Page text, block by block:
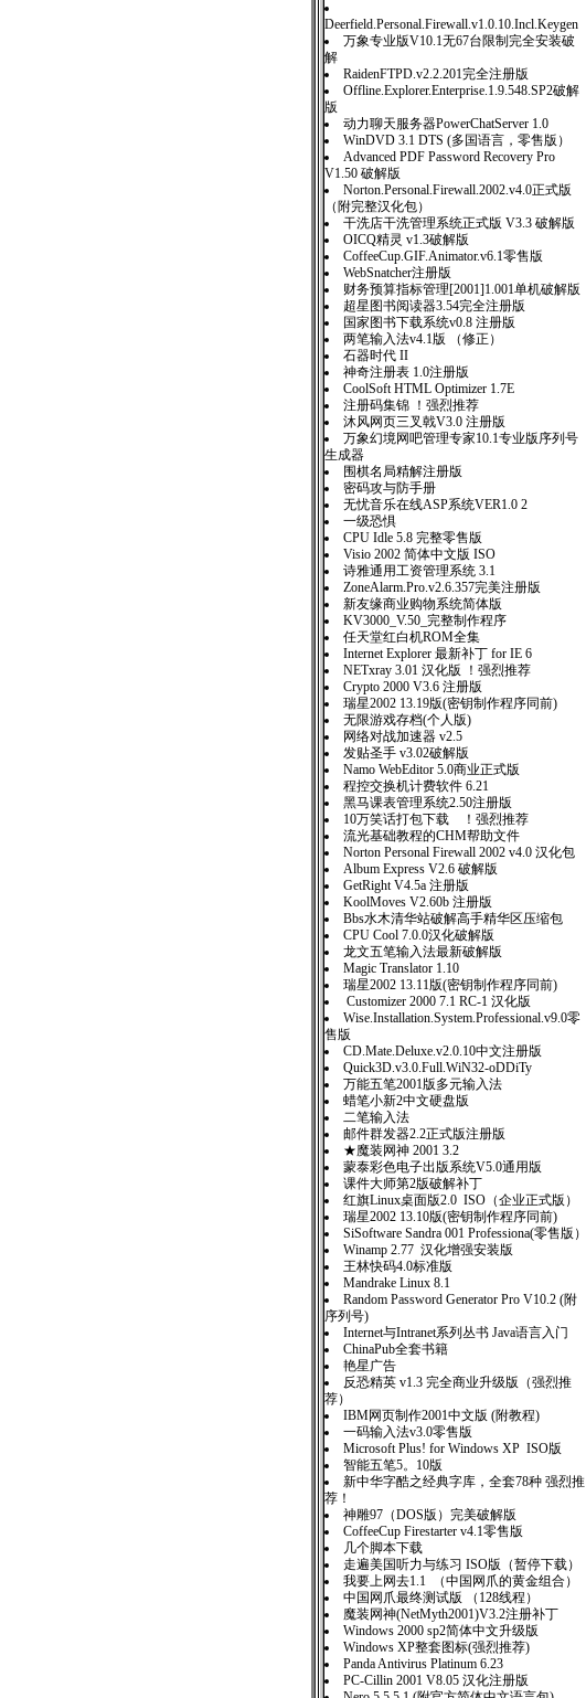
Deerfield.Personal.Firewall.v1.0.10.Incl.Keygen
万象专业版V10.1无67台限制完全安装破
解
RaidenFTPD.v2.2.201完全注册版
Offline.Explorer.Enterprise.1.9.548.SP2破解
版
动力聊天服务器PowerChatServer 1.0
WinDVD 3.1 DTS (多国语言，零售版）
Advanced PDF Password Recovery Pro
V1.50 破解版
Norton.Personal.Firewall.2002.v4.0正式版
（附完整汉化包）
干洗店干洗管理系统正式版 V3.3 破解版
OICQ精灵 v1.3破解版
CoffeeCup.GIF.Animator.v6.1零售版
WebSnatcher注册版
财务预算指标管理[2001]1.001单机破解版
超星图书阅读器3.54完全注册版
国家图书下载系统v0.8 注册版
两笔输入法v4.1版 （修正）
石器时代 II
神奇注册表 1.0注册版
CoolSoft HTML Optimizer 1.7E
注册码集锦 ！强烈推荐
沐风网页三叉戟V3.0 注册版
万象幻境网吧管理专家10.1专业版序列号
生成器
围棋名局精解注册版
密码攻与防手册
无忧音乐在线ASP系统VER1.0 2
一级恐惧
CPU Idle 5.8 完整零售版
Visio 2002 简体中文版 ISO
诗雅通用工资管理系统 3.1
ZoneAlarm.Pro.v2.6.357完美注册版
新友缘商业购物系统简体版
KV3000_V.50_完整制作程序
任天堂红白机ROM全集
Internet Explorer 最新补丁 for IE 6
NETxray 3.01 汉化版 ！强烈推荐
Crypto 2000 V3.6 注册版
瑞星2002 13.19版(密钥制作程序同前)
无限游戏存档(个人版)
网络对战加速器 v2.5
发贴圣手 v3.02破解版
Namo WebEditor 5.0商业正式版
程控交换机计费软件 6.21
黑马课表管理系统2.50注册版
10万笑话打包下载 ！强烈推荐
流光基础教程的CHM帮助文件
Norton Personal Firewall 2002 v4.0 汉化包
Album Express V2.6 破解版
GetRight V4.5a 注册版
KoolMoves V2.60b 注册版
Bbs水木清华站破解高手精华区压缩包
CPU Cool 7.0.0汉化破解版
龙文五笔输入法最新破解版
Magic Translator 1.10
瑞星2002 13.11版(密钥制作程序同前)
Customizer 2000 7.1 RC-1 汉化版
Wise.Installation.System.Professional.v9.0零
售版
CD.Mate.Deluxe.v2.0.10中文注册版
Quick3D.v3.0.Full.WiN32-oDDiTy
万能五笔2001版多元输入法
蜡笔小新2中文硬盘版
二笔输入法
邮件群发器2.2正式版注册版
★魔装网神 2001 3.2
蒙泰彩色电子出版系统V5.0通用版
课件大师第2版破解补丁
红旗Linux桌面版2.0 ISO（企业正式版）
瑞星2002 13.10版(密钥制作程序同前)
SiSoftware Sandra 001 Professiona(零售版）
Winamp 2.77 汉化增强安装版
王林快码4.0标准版
Mandrake Linux 8.1
Random Password Generator Pro V10.2 (附
序列号)
Internet与Intranet系列丛书 Java语言入门
ChinaPub全套书籍
艳星广告
反恐精英 v1.3 完全商业升级版（强烈推
荐）
IBM网页制作2001中文版 (附教程)
一码输入法v3.0零售版
Microsoft Plus! for Windows XP ISO版
智能五笔5。10版
新中华字酷之经典字库，全套78种 强烈推
荐！
神雕97（DOS版）完美破解版
CoffeeCup Firestarter v4.1零售版
几个脚本下载
走遍美国听力与练习 ISO版（暂停下载）
我要上网去1.1 （中国网爪的黄金组合）
中国网爪最终测试版 （128线程）
魔装网神(NetMyth2001)V3.2注册补丁
Windows 2000 sp2简体中文升级版
Windows XP整套图标(强烈推荐)
Panda Antivirus Platinum 6.23
PC-Cillin 2001 V8.05 汉化注册版